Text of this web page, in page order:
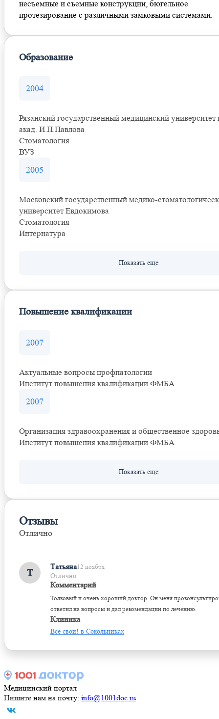
несъемные и съемные конструкции, бюгельное
протезирование с различными замковыми системами.
Образование
2004
Рязанский государственный медицинский университет
акад. И.П.Павлова
Стоматология
ВУЗ
2005
Московский государственный медико-
университет Евдокимова
Стоматология
Интернатура
Повышение квалификации
2007
Актуальные вопросы профпатологии
Институт повышения квалификации ФМБА
2007
Организация здравоохранения и общественное
Институт повышения квалификации ФМБА
Отзывы
Отлично
Т
Татьяна12 ноября
Отлично
Комментарий
Толковый и очень хороший доктор. Он меня
ответил на вопросы и дал рекомендации по лечению.
Клиника
Все свои! в Сокольниках
Медицинский портал
Пишите нам на почту: info@1001doc.ru